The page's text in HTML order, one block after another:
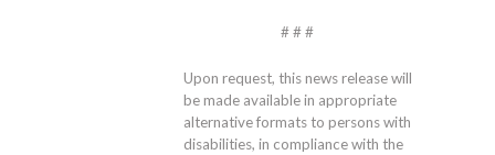
# # #
Upon request, this news release will
be made available in appropriate
alternative formats to persons with
disabilities, in compliance with the